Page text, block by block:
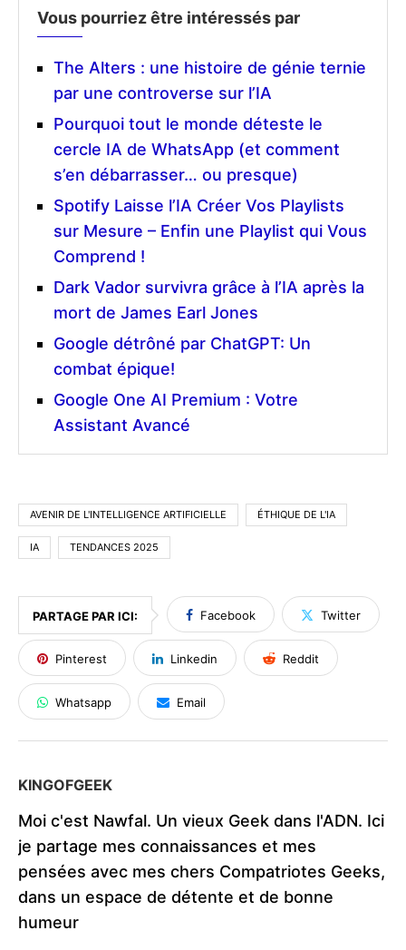
Vous pourriez être intéressés par
The Alters : une histoire de génie ternie
par une controverse sur l’IA
Pourquoi tout le monde déteste le
cercle IA de WhatsApp (et comment
s’en débarrasser… ou presque)
Spotify Laisse l’IA Créer Vos Playlists
sur Mesure – Enfin une Playlist qui Vous
Comprend !
Dark Vador survivra grâce à l’IA après la
mort de James Earl Jones
Google détrôné par ChatGPT: Un
combat épique!
Google One AI Premium : Votre
Assistant Avancé
AVENIR DE L'INTELLIGENCE ARTIFICIELLE ÉTHIQUE DE L'IA
IA TENDANCES 2025
PARTAGE PAR ICI: Facebook Twitter
Pinterest Linkedin Reddit
Whatsapp Email
KINGOFGEEK
Moi c'est Nawfal. Un vieux Geek dans l'ADN. Ici
je partage mes connaissances et mes
pensées avec mes chers Compatriotes Geeks,
dans un espace de détente et de bonne
humeur